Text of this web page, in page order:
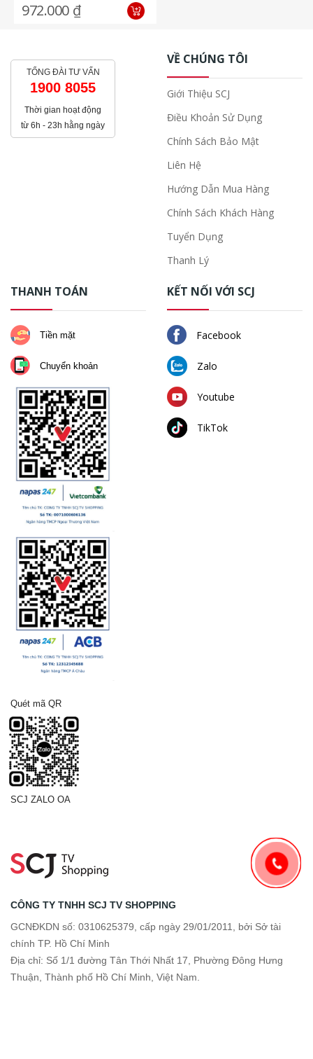
972.000 ₫
TỔNG ĐÀI TƯ VẤN
1900 8055
Thời gian hoạt động
từ 6h - 23h hằng ngày
VỀ CHÚNG TÔI
Giới Thiệu SCJ
Điều Khoản Sử Dụng
Chính Sách Bảo Mật
Liên Hệ
Hướng Dẫn Mua Hàng
Chính Sách Khách Hàng
Tuyển Dụng
Thanh Lý
THANH TOÁN
Tiền mặt
Chuyển khoản
KẾT NỐI VỚI SCJ
Facebook
Zalo
Youtube
TikTok
Quét mã QR
SCJ ZALO OA
CÔNG TY TNHH SCJ TV SHOPPING
GCNĐKDN số: 0310625379, cấp ngày 29/01/2011, bởi Sở tài
chính TP. Hồ Chí Minh
Địa chỉ: Số 1/1 đường Tân Thới Nhất 17, Phường Đông Hưng
Thuận, Thành phố Hồ Chí Minh, Việt Nam.